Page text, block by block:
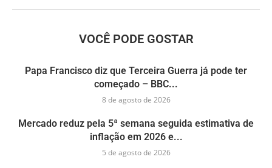
VOCÊ PODE GOSTAR
Papa Francisco diz que Terceira Guerra já pode ter
começado – BBC...
8 de agosto de 2026
Mercado reduz pela 5ª semana seguida estimativa de
inflação em 2026 e...
5 de agosto de 2026